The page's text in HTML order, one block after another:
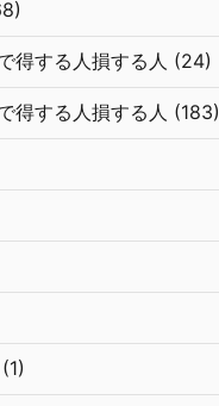
得する人損する人 (24)
得する人損する人 (183)